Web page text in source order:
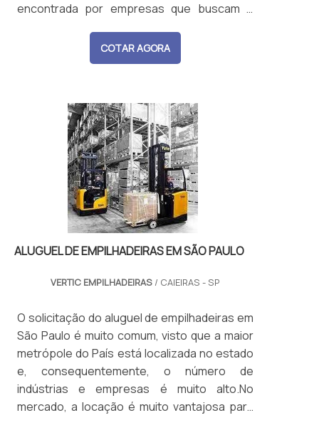
encontrada por empresas que buscam o
soma de dinheiro na compra de
equipamentos que são utilizados apenas por
é muito utilizado para realizar a
movimentação e transporte de cargas em
geral, de forma segura. O equipamento é
projetado para levantar, transportar e
posicionar materiais tem ambientes
fechados. O serviço é realizado de forma
silenciosa e não poluindo o ar.As
se movimentam em diferentes sentidos, de
forma que possa transportar cargas
deslocamento ou, ter contrapeso na parte
traseira e a carga ser levada pelos braços
frontais.Saiba os benefícios do uso do
serviço de locaçãoFrota de equipamentos
em boas condições de operação;Excelente
custo-benefício;Baixa necessidade de
investimento;Dispensa a necessidade de
COTAR AGORA
ALUGUEL DE EMPILHADEIRAS EM SÃO PAULO
VERTIC EMPILHADEIRAS / CAIEIRAS - SP
O solicitação do aluguel de empilhadeiras em
São Paulo é muito comum, visto que a maior
metrópole do País está localizada no estado
e, consequentemente, o número de
indústrias e empresas é muito alto.No
mercado, a locação é muito vantajosa para